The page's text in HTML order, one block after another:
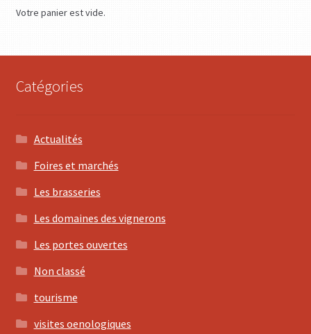
Votre panier est vide.
Catégories
Actualités
Foires et marchés
Les brasseries
Les domaines des vignerons
Les portes ouvertes
Non classé
tourisme
visites oenologiques